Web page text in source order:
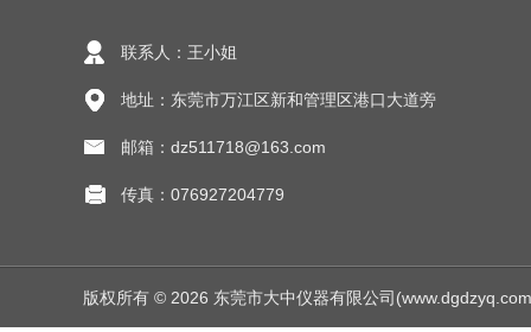
联系人：王小姐
地址：东莞市万江区新和管理区港口大道旁
邮箱：dz511718@163.com
传真：076927204779
版权所有 © 2026 东莞市大中仪器有限公司